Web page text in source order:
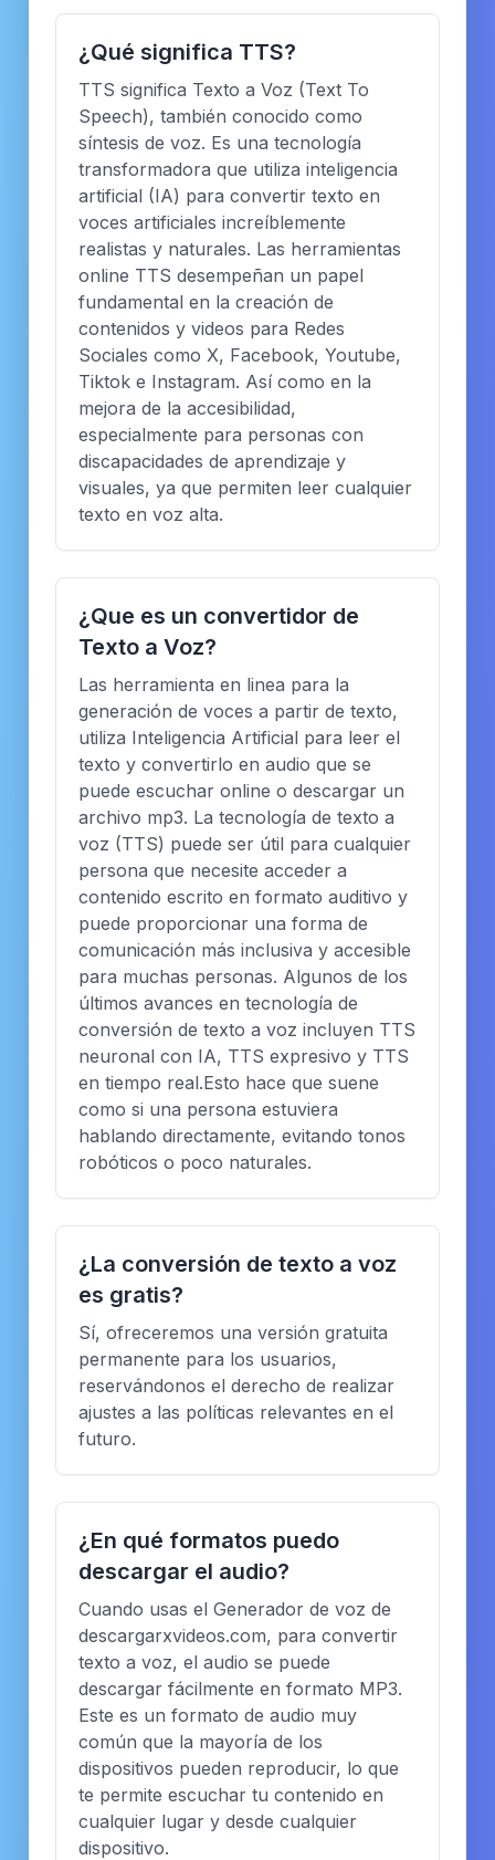
¿Qué significa TTS?
TTS significa Texto a Voz (Text To
Speech), también conocido como
síntesis de voz. Es una tecnología
transformadora que utiliza inteligencia
artificial (IA) para convertir texto en
voces artificiales increíblemente
realistas y naturales. Las herramientas
online TTS desempeñan un papel
fundamental en la creación de
contenidos y videos para Redes
Sociales como X, Facebook, Youtube,
Tiktok e Instagram. Así como en la
mejora de la accesibilidad,
especialmente para personas con
discapacidades de aprendizaje y
visuales, ya que permiten leer cualquier
texto en voz alta.
¿Que es un convertidor de
Texto a Voz?
Las herramienta en linea para la
generación de voces a partir de texto,
utiliza Inteligencia Artificial para leer el
texto y convertirlo en audio que se
puede escuchar online o descargar un
archivo mp3. La tecnología de texto a
voz (TTS) puede ser útil para cualquier
persona que necesite acceder a
contenido escrito en formato auditivo y
puede proporcionar una forma de
comunicación más inclusiva y accesible
para muchas personas. Algunos de los
últimos avances en tecnología de
conversión de texto a voz incluyen TTS
neuronal con IA, TTS expresivo y TTS
en tiempo real.Esto hace que suene
como si una persona estuviera
hablando directamente, evitando tonos
robóticos o poco naturales.
¿La conversión de texto a voz
es gratis?
Sí, ofreceremos una versión gratuita
permanente para los usuarios,
reservándonos el derecho de realizar
ajustes a las políticas relevantes en el
futuro.
¿En qué formatos puedo
descargar el audio?
Cuando usas el Generador de voz de
descargarxvideos.com, para convertir
texto a voz, el audio se puede
descargar fácilmente en formato MP3.
Este es un formato de audio muy
común que la mayoría de los
dispositivos pueden reproducir, lo que
te permite escuchar tu contenido en
cualquier lugar y desde cualquier
dispositivo.